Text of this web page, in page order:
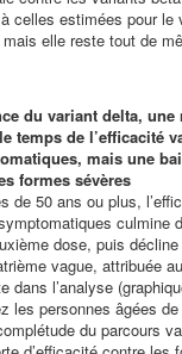
celles estimées pour le
elle reste tout de
du variant delta, une
temps de l’efficacité
mais une
formes sévères
de 50 ans ou plus,
culmine
dose, puis
vague, attribuée
dans l’analyse
les personnes âgées
du parcours